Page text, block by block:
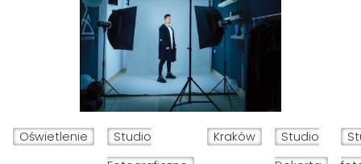
Oświetlenie
Studio
Kraków
Studio